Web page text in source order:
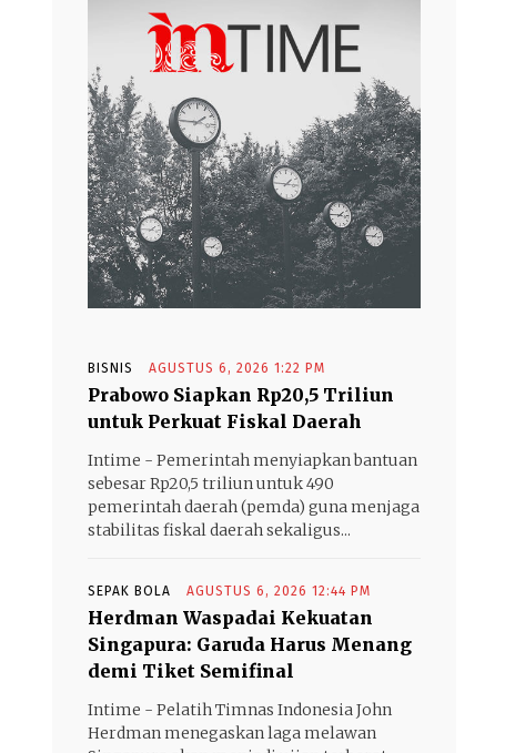
BISNIS AGUSTUS 6, 2026 1:22 PM
Prabowo Siapkan Rp20,5 Triliun
untuk Perkuat Fiskal Daerah
Intime - Pemerintah menyiapkan bantuan
sebesar Rp20,5 triliun untuk 490
pemerintah daerah (pemda) guna menjaga
stabilitas fiskal daerah sekaligus...
SEPAK BOLA AGUSTUS 6, 2026 12:44 PM
Herdman Waspadai Kekuatan
Singapura: Garuda Harus Menang
demi Tiket Semifinal
Intime - Pelatih Timnas Indonesia John
Herdman menegaskan laga melawan